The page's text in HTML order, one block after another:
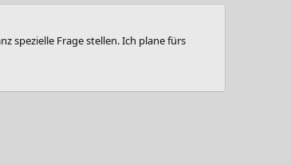
spezielle Frage stellen. Ich plane fürs